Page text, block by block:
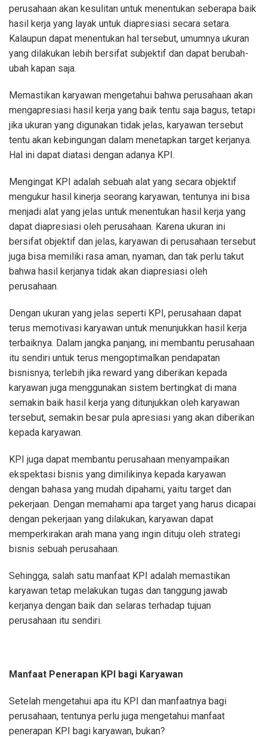
perusahaan akan kesulitan untuk menentukan seberapa baik
hasil kerja yang layak untuk diapresiasi secara setara.
Kalaupun dapat menentukan hal tersebut, umumnya ukuran
yang dilakukan lebih bersifat subjektif dan dapat berubah-
ubah kapan saja.
Memastikan karyawan mengetahui bahwa perusahaan akan
mengapresiasi hasil kerja yang baik tentu saja bagus, tetapi
jika ukuran yang digunakan tidak jelas, karyawan tersebut
tentu akan kebingungan dalam menetapkan target kerjanya.
Hal ini dapat diatasi dengan adanya KPI.
Mengingat KPI adalah sebuah alat yang secara objektif
mengukur hasil kinerja seorang karyawan, tentunya ini bisa
menjadi alat yang jelas untuk menentukan hasil kerja yang
dapat diapresiasi oleh perusahaan. Karena ukuran ini
bersifat objektif dan jelas, karyawan di perusahaan tersebut
juga bisa memiliki rasa aman, nyaman, dan tak perlu takut
bahwa hasil kerjanya tidak akan diapresiasi oleh
perusahaan.
Dengan ukuran yang jelas seperti KPI, perusahaan dapat
terus memotivasi karyawan untuk menunjukkan hasil kerja
terbaiknya. Dalam jangka panjang, ini membantu perusahaan
itu sendiri untuk terus mengoptimalkan pendapatan
bisnisnya; terlebih jika reward yang diberikan kepada
karyawan juga menggunakan sistem bertingkat di mana
semakin baik hasil kerja yang ditunjukkan oleh karyawan
tersebut, semakin besar pula apresiasi yang akan diberikan
kepada karyawan.
KPI juga dapat membantu perusahaan menyampaikan
ekspektasi bisnis yang dimilikinya kepada karyawan
dengan bahasa yang mudah dipahami, yaitu target dan
pekerjaan. Dengan memahami apa target yang harus dicapai
dengan pekerjaan yang dilakukan, karyawan dapat
memperkirakan arah mana yang ingin dituju oleh strategi
bisnis sebuah perusahaan.
Sehingga, salah satu manfaat KPI adalah memastikan
karyawan tetap melakukan tugas dan tanggung jawab
kerjanya dengan baik dan selaras terhadap tujuan
perusahaan itu sendiri.
Manfaat Penerapan KPI bagi Karyawan
Setelah mengetahui apa itu KPI dan manfaatnya bagi
perusahaan, tentunya perlu juga mengetahui manfaat
penerapan KPI bagi karyawan, bukan?